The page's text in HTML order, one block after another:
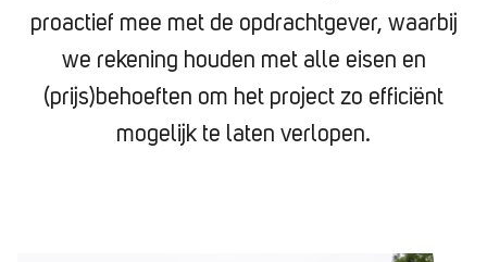
proactief mee met de opdrachtgever, waarbij
we rekening houden met alle eisen en
(prijs)behoeften om het project zo efficiënt
mogelijk te laten verlopen.